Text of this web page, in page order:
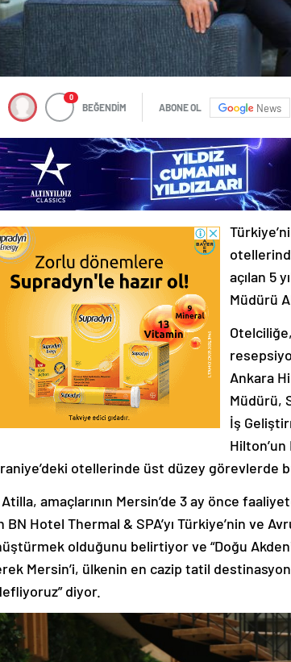
0
BEĞENDİM ABONE OL News
açılan 5
Müdürü
Ankara
Müdürü,
İş
otellerinde üst düzey görevlerde
amaçlarının Mersin’de 3 ay önce
BN Hotel Thermal & SPA’yı Türkiye’nin ve
olduğunu belirtiyor ve “Doğu
Mersin’i, ülkenin en cazip tatil
diyor.